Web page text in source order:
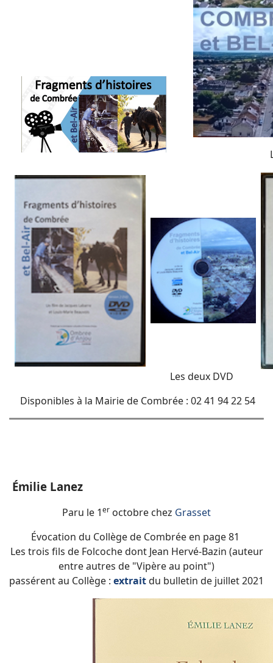
Les deux DVD
Disponibles à la Mairie de Combrée : 02 41 94 22 54
Émilie Lanez
Paru le 1er octobre chez Grasset
Évocation du Collège de Combrée en page 81
Les trois fils de Folcoche dont Jean Hervé-Bazin (auteur
entre autres de "Vipère au point")
passérent au Collège : extraitdu bulletin de juillet 2021